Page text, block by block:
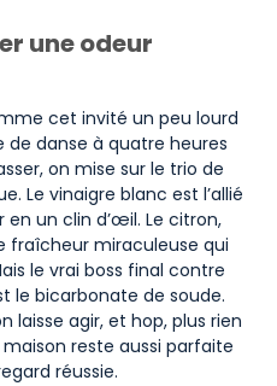
une odeur
cet invité un peu lourd
danse à quatre heures
on mise sur le trio de
Le vinaigre blanc est l’allié
un clin d’œil. Le citron,
miraculeuse qui
le vrai boss final contre
le bicarbonate de soude.
laisse agir, et hop, plus rien
reste aussi parfaite
réussie.